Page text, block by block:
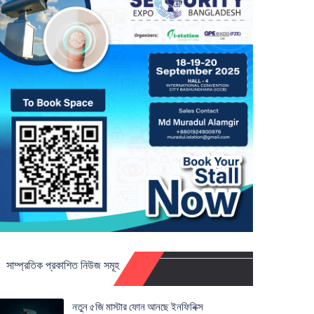
সাম্প্রতিক প্রকাশিত নিউজ সমূহ
নতুন ৫জি মাস্টার ফোন আনছে ইনফিনিক্স